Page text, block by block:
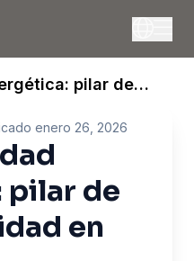
pilar de
enero 26, 2026
pilar de
en